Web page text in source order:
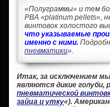
«Полуграммы» и тем
PBA «platinum pellets»,
винтовок холостого
что указываемые
именно с ними.
пневматики».
Итак, за исключением
являются дикие голуби,
пневматической
зайца и утку«).